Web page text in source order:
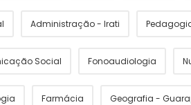
Administração - Irati
Social Fonoaudiologia
Farmácia Geografia -